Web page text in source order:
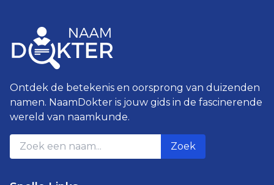
Ontdek de betekenis en oorsprong van duizenden
namen. NaamDokter is jouw gids in de fascinerende
wereld van naamkunde.
Zoek